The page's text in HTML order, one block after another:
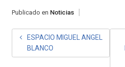
Publicado en Noticias
NAVEGACIÓN
DE
ESPACIO MIGUEL ANGEL
BLANCO